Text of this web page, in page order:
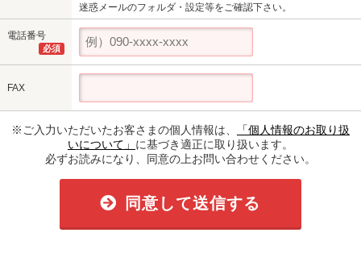
迷惑メールのフォルダ・設定等をご確認下さい。
電話番号
必須
FAX
※ご入力いただいたお客さまの個人情報は、
「個人情報のお取り扱
いについて」 に基づき適正に取り扱います。
必ずお読みになり、同意の上お問い合わせください。
同意して送信する